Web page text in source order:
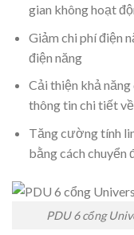
gian không hoạt
Giảm chi phí điện
điện năng
Cải thiện khả năng
thông tin chi tiết
Tăng cường tính
bằng cách chuyển
PDU 6 cổng